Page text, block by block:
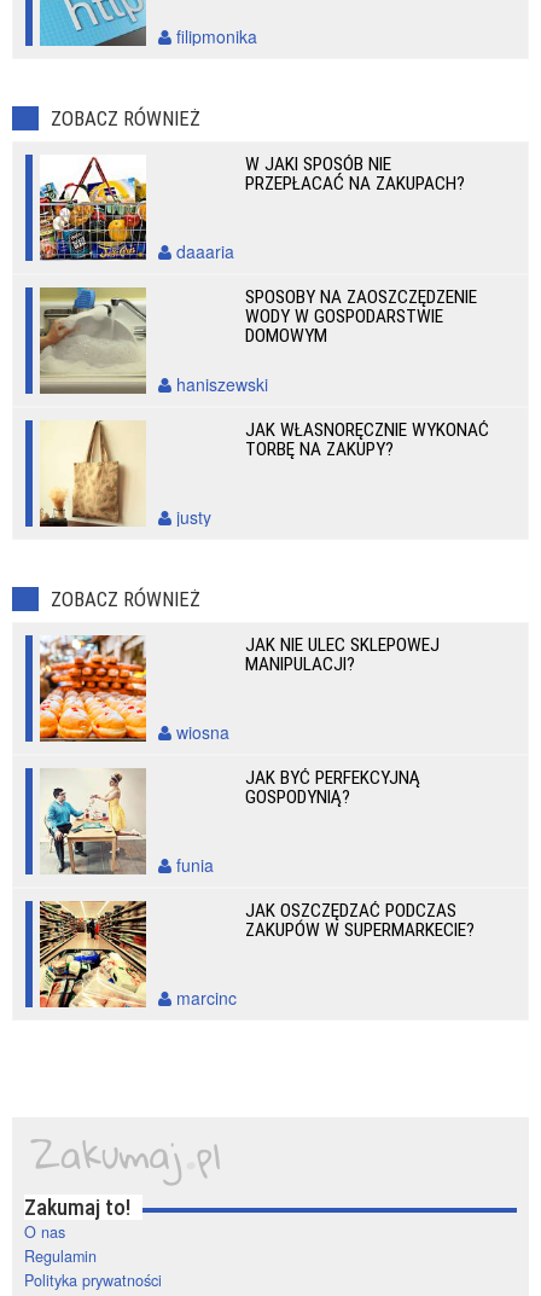
filipmonika
ZOBACZ RÓWNIEŻ
W JAKI SPOSÓB NIE
PRZEPŁACAĆ NA ZAKUPACH?
daaaria
SPOSOBY NA ZAOSZCZĘDZENIE
WODY W GOSPODARSTWIE
DOMOWYM
haniszewski
JAK WŁASNORĘCZNIE WYKONAĆ
TORBĘ NA ZAKUPY?
justy
ZOBACZ RÓWNIEŻ
JAK NIE ULEC SKLEPOWEJ
MANIPULACJI?
wiosna
JAK BYĆ PERFEKCYJNĄ
GOSPODYNIĄ?
funia
JAK OSZCZĘDZAĆ PODCZAS
ZAKUPÓW W SUPERMARKECIE?
marcinc
Zakumaj to!
O nas
Regulamin
Polityka prywatności